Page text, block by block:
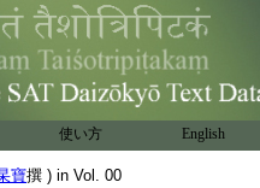
使い方 English
寶撰 ) in Vol. 00
天樂。以爲方便而令生正見天。
。私案。下去復次釋非前釋餘義。
深祕釋。何者前段約世間種種悉地
段約出世無生悉地作釋。二段起
思之。前文正見天者。尚是世間三有
而非毘盧遮那所現之天衆也 復次
。釋火神祠餘義也。前約慧性淨
作祕釋。今明火祠法爲門而入
義也 圍陀火祠者。圍陀典所説